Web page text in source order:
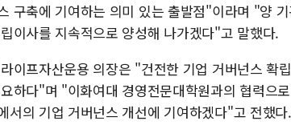
구축에 기여하는 의미 있는 출발점"이라며 "양
이사를 지속적으로 양성해 나가겠다"고 말했다.
이프자산운용 의장은 "건전한 기업 거버넌스 확
하다"며 "이화여대 경영전문대학원과의 협력으
서의 기업 거버넌스 개선에 기여하겠다"고 전했다.